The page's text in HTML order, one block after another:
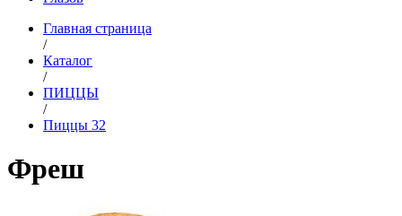
Главная страница
/
Каталог
/
ПИЦЦЫ
/
Пиццы 32
Фреш